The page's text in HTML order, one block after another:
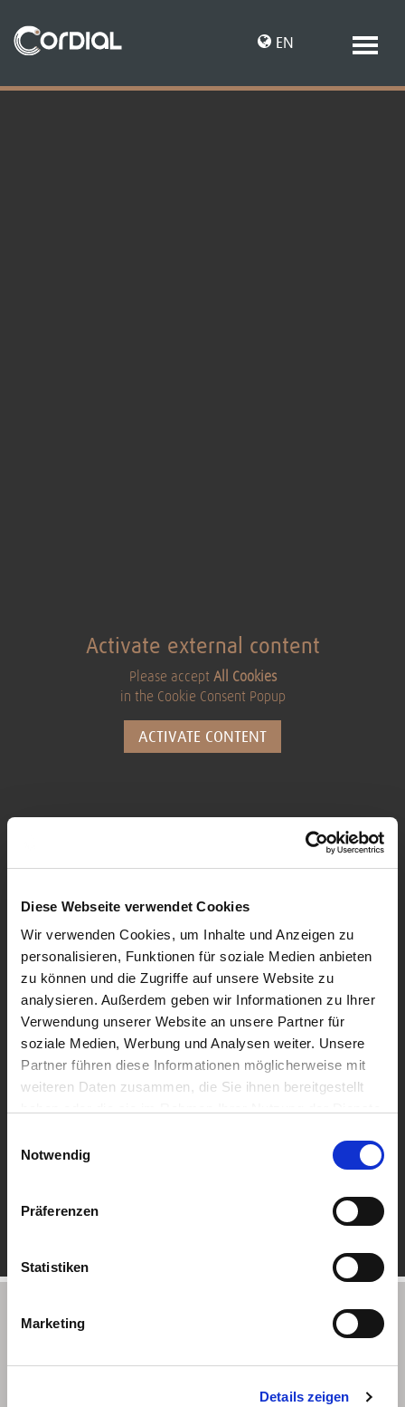
Diese Webseite verwendet Cookies
Wir verwenden Cookies, um Inhalte und Anzeigen zu
personalisieren, Funktionen für soziale Medien anbieten
zu können und die Zugriffe auf unsere Website zu
analysieren. Außerdem geben wir Informationen zu Ihrer
Verwendung unserer Website an unsere Partner für
soziale Medien, Werbung und Analysen weiter. Unsere
Partner führen diese Informationen möglicherweise mit
weiteren Daten zusammen, die Sie ihnen bereitgestellt
Notwendig
Präferenzen
Statistiken
Marketing
Details zeigen
EN
Activate external content
Please accept All Cookies
in the Cookie Consent Popup
ACTIVATE CONTENT
Partner-Locator